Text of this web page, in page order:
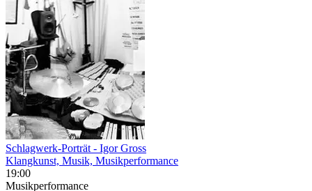
Schlagwerk-Porträt - Igor Gross
Klangkunst, Musik, Musikperformance
19:00
Musikperformance